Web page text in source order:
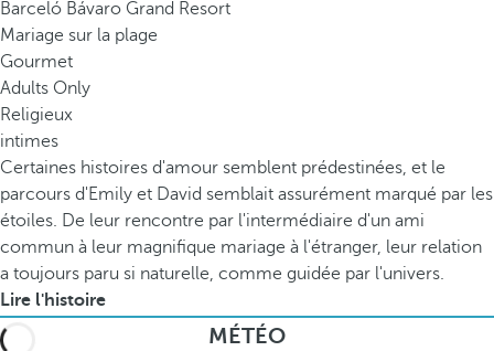
Barceló Bávaro Grand Resort
Mariage sur la plage
Gourmet
Adults Only
Religieux
intimes
Certaines histoires d'amour semblent prédestinées, et le
parcours d'Emily et David semblait assurément marqué par les
étoiles. De leur rencontre par l'intermédiaire d'un ami
commun à leur magnifique mariage à l'étranger, leur relation
a toujours paru si naturelle, comme guidée par l'univers.
Lire l'histoire
MÉTÉO